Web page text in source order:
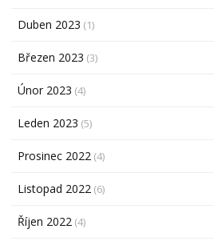
Duben 2023 (1)
Březen 2023 (3)
Únor 2023 (4)
Leden 2023 (5)
Prosinec 2022 (4)
Listopad 2022 (6)
Říjen 2022 (4)